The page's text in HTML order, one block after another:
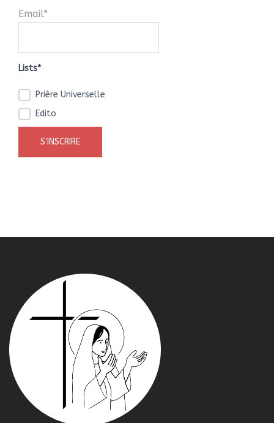
Email*
Lists*
Prière Universelle
Edito